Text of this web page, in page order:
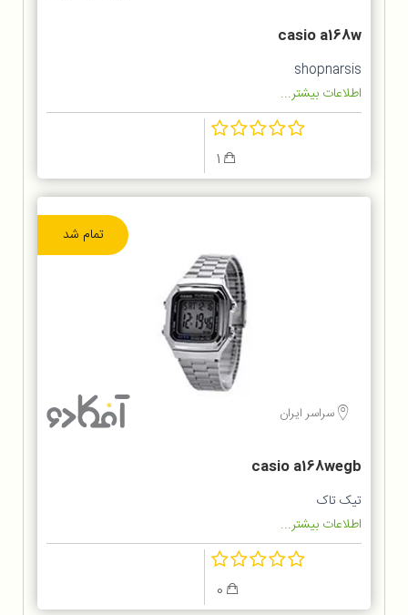
casio a168w
shopnarsis
اطلاعات بیشتر...
تمام شد
سراسر ایران
casio a168wegb
تیک تاک
اطلاعات بیشتر...